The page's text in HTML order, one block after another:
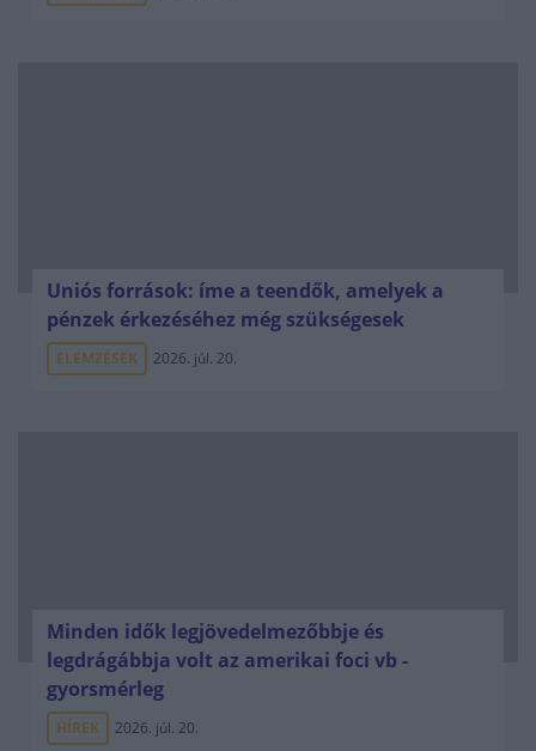
Uniós források: íme a teendők, amelyek a
pénzek érkezéséhez még szükségesek
ELEMZÉSEK 2026. júl. 20.
Minden idők legjövedelmezőbbje és
legdrágábbja volt az amerikai foci vb -
gyorsmérleg
HÍREK 2026. júl. 20.